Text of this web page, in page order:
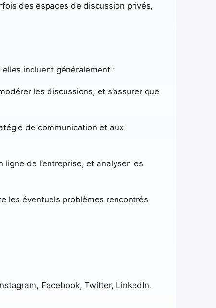
des espaces de discussion privés,
elles incluent généralement :
les discussions, et s’assurer que
de communication et aux
de l’entreprise, et analyser les
les éventuels problèmes rencontrés
Facebook, Twitter, LinkedIn,